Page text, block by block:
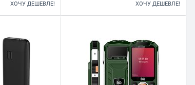
ХОЧУ ДЕШЕВЛЕ!
ХОЧУ ДЕШЕВЛЕ!